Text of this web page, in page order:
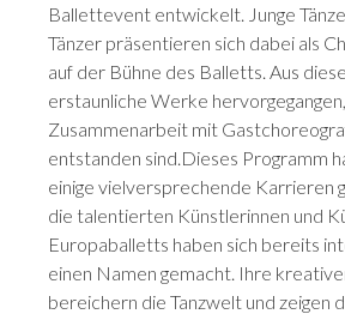
Ballettevent entwickelt. Junge
Tänzer präsentieren sich dabei als
auf der Bühne des Balletts. Aus
erstaunliche Werke
Zusammenarbeit mit
entstanden sind.Dieses Programm
einige vielversprechende Karrieren
die talentierten Künstlerinnen und
Europaballetts haben sich bereits
einen Namen gemacht. Ihre
bereichern die Tanzwelt und zeigen